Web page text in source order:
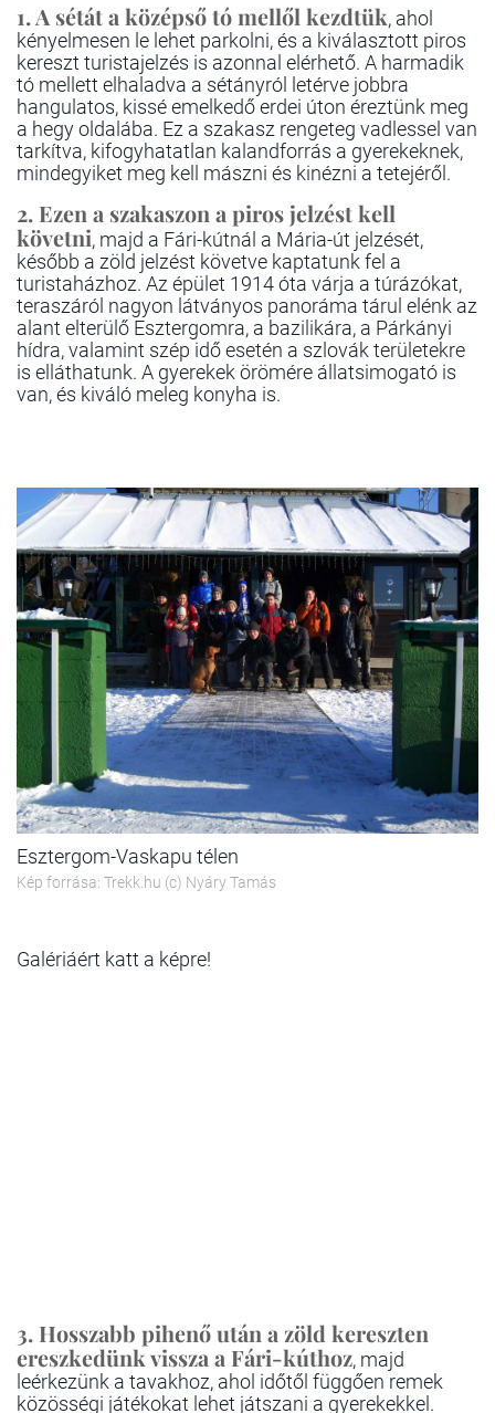
1. A sétát a középső tó mellől kezdtük, ahol
kényelmesen le lehet parkolni, és a kiválasztott piros
kereszt turistajelzés is azonnal elérhető. A harmadik
tó mellett elhaladva a sétányról letérve jobbra
hangulatos, kissé emelkedő erdei úton éreztünk meg
a hegy oldalába. Ez a szakasz rengeteg vadlessel van
tarkítva, kifogyhatatlan kalandforrás a gyerekeknek,
mindegyiket meg kell mászni és kinézni a tetejéről.
2. Ezen a szakaszon a piros jelzést kell
követni, majd a Fári-kútnál a Mária-út jelzését,
később a zöld jelzést követve kaptatunk fel a
turistaházhoz. Az épület 1914 óta várja a túrázókat,
teraszáról nagyon látványos panoráma tárul elénk az
alant elterülő Esztergomra, a bazilikára, a Párkányi
hídra, valamint szép idő esetén a szlovák területekre
is elláthatunk. A gyerekek örömére állatsimogató is
van, és kiváló meleg konyha is.
Esztergom-Vaskapu télen
Kép forrása: Trekk.hu (c) Nyáry Tamás
Galériáért katt a képre!
3. Hosszabb pihenő után a zöld kereszten
ereszkedünk vissza a Fári-kúthoz, majd
leérkezünk a tavakhoz, ahol időtől függően remek
közösségi játékokat lehet játszani a gyerekekkel.